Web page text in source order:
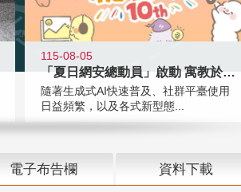
115-08-05
「夏日網安總動員」啟動 寓教於樂提
隨著生成式AI快速普及、社群平臺使用
日益頻繁，以及各式新型態...
電子布告欄 資料下載